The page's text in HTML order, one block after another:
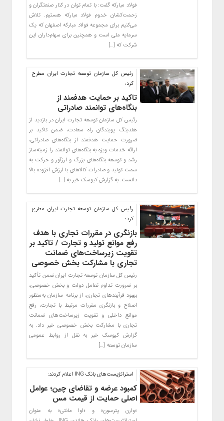
فولاد مبارکه گفت: با تمام توان در کنار صنعتگران و
زحمت‌کشان خدوم فولاد مبارکه هستیم. تلاش
می‌کنیم برای مجموعه فولاد مبارکه اصفهان که یک
سرمایه ملی است و همچنین برای سهام‌داران این
شرکت که […]
رئیس کل سازمان توسعه تجارت ایران مطرح
کرد:
تاکید بر حمایت هدفمند از
بنگاه‌های توانمند صادراتی
رئیس کل سازمان توسعه تجارت ایران در بازدید از
هلدینگ پویندگان راه سعادت، ضمن تاکید بر
ضرورت حمایت هدفمند از بنگاه‌های صادراتی،
ارائه خدمات ویژه به بنگاه‌های توانمند را زمینه‌ساز
رشد و توسعه بنگاه‌های بزرگ و ارزآور و حرکت به
سمت تولید و صادرات کالاهای با ارزش افزوده بالا
دانست. به گزارش کیوسک خبر به […]
رئیس کل سازمان توسعه تجارت ایران مطرح
کرد:
بازنگری در مقررات تجاری با هدف
رفع موانع تولید و تجارت / تاکید بر
تقویت زیرساخت‌های ضمانت
تجاری با مشارکت بخش خصوصی
رئیس کل سازمان توسعه تجارت ایران ضمن تأکید
بر ضرورت تداوم تعامل دولت و بخش خصوصی،
بهبود فرآیندهای تجاری، از برنامه سازمان به‌منظور
اصلاح و بازنگری مقررات مرتبط با تجارت، رفع
موانع داخلی و تقویت زیرساخت‌های ضمانت
تجاری با مشارکت بخش خصوصی خبر داد. به
گزارش کیوسک خبر به نقل از روابط عمومی
سازمان توسعه […]
استراتژیست‌های بانک ING اعلام کردند:
کمبود عرضه و تقاضای چین؛ عوامل
اصلی حمایت از قیمت مس
«وارن پترسون» و «اوا مانتی» به عنوان